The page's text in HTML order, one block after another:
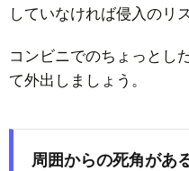
していなければ侵入のリ
コンビニでのちょっとし
て外出しましょう。
周囲からの死角があ